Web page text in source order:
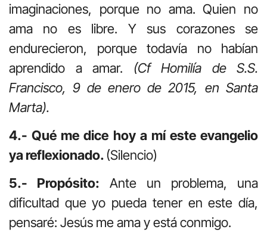
imaginaciones, porque no ama. Quien no
ama no es libre. Y sus corazones se
endurecieron, porque todavía no habían
aprendido a amar. (Cf Homilía de S.S.
Francisco, 9 de enero de 2015, en Santa
Marta).
4.- Qué me dice hoy a mí este evangelio
ya reflexionado.(Silencio)
5.- Propósito: Ante un problema, una
dificultad que yo pueda tener en este día,
pensaré: Jesús me ama y está conmigo.